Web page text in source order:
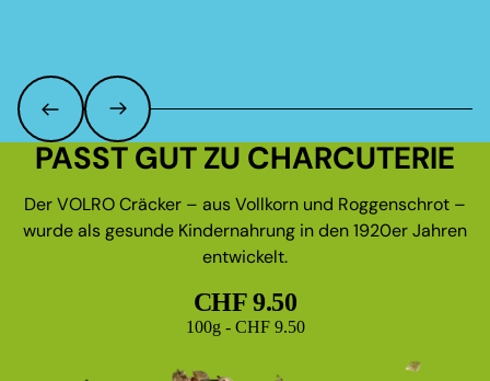
PASST GUT ZU CHARCUTERIE
Der VOLRO Cräcker – aus Vollkorn und Roggenschrot –
wurde als gesunde Kindernahrung in den 1920er Jahren
entwickelt.
CHF 9.50
Grundpreis
100g - CHF 9.50